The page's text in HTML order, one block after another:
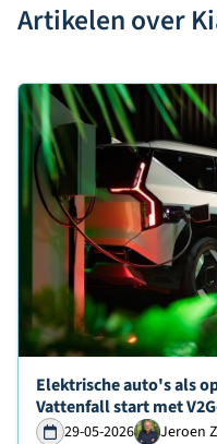
Artikelen over
Lees verder over
Elektrische auto's als
Vattenfall start met
29-05-2026 Jeroen